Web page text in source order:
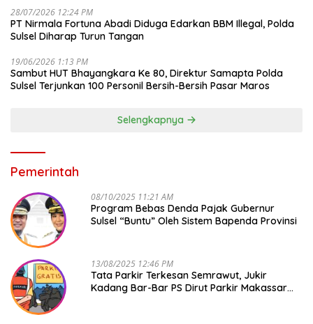
28/07/2026 12:24 PM
PT Nirmala Fortuna Abadi Diduga Edarkan BBM Illegal, Polda
Sulsel Diharap Turun Tangan
19/06/2026 1:13 PM
Sambut HUT Bhayangkara Ke 80, Direktur Samapta Polda
Sulsel Terjunkan 100 Personil Bersih-Bersih Pasar Maros
Selengkapnya
Pemerintah
08/10/2025 11:21 AM
Program Bebas Denda Pajak Gubernur
Sulsel “Buntu” Oleh Sistem Bapenda Provinsi
13/08/2025 12:46 PM
Tata Parkir Terkesan Semrawut, Jukir
Kadang Bar-Bar PS Dirut Parkir Makassar